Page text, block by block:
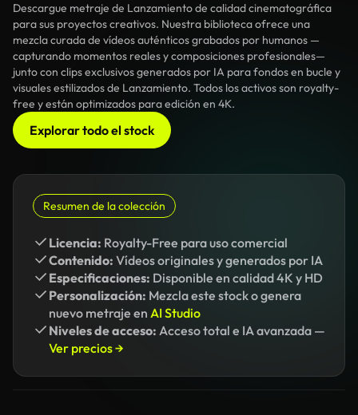
Descargue metraje de Lanzamiento de calidad cinematográfica
para sus proyectos creativos. Nuestra biblioteca ofrece una
mezcla curada de vídeos auténticos grabados por humanos —
capturando momentos reales y composiciones profesionales—
junto con clips exclusivos generados por IA para fondos en bucle y
visuales estilizados de Lanzamiento. Todos los activos son royalty-
free y están optimizados para edición en 4K.
Explorar todo el stock
Resumen de la colección
Licencia: Royalty-Free para uso comercial
Contenido: Vídeos originales y generados por IA
Especificaciones: Disponible en calidad 4K y HD
Personalización: Mezcla este stock o genera
nuevo metraje en AI Studio
Niveles de acceso: Acceso total e IA avanzada —
Ver precios →